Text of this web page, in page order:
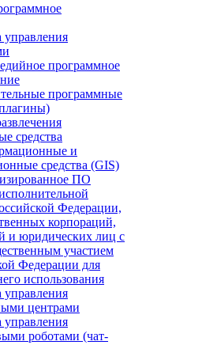
управления
программное
программные
средства
и
средства (GIS)
ПО
Федерации,
корпораций,
и юридических лиц с
участием
Федерации для
использования
управления
центрами
управления
роботами (чат-